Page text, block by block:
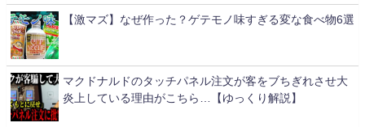
【激マズ】なぜ作った？ゲテモノ味すぎる変な食べ物6選
マクドナルドのタッチパネル注文が客をブちぎれさせ大
炎上している理由がこちら…【ゆっくり解説】